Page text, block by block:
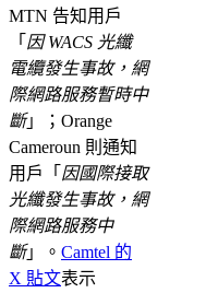
MTN 告知用戶
「 因 WACS 光纖
電纜發生事故，網
際網路服務暫時中
斷」；Orange
Cameroun 則通知
用戶「 因國際接取
光纖發生事故，網
際網路服務中
斷」。 Camtel 的
X 貼文表示